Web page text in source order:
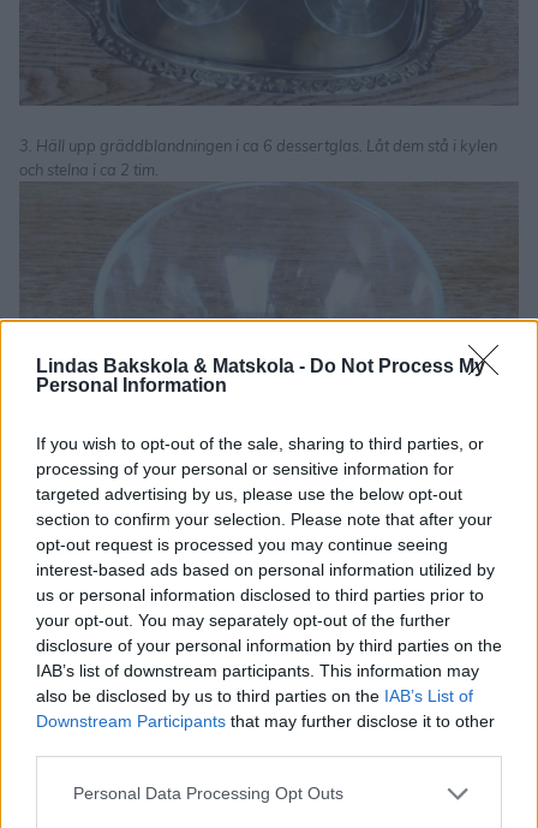
Lindas Bakskola & Matskola - Do Not Process My
Personal Information
If you wish to opt-out of the sale, sharing to third parties, or
processing of your personal or sensitive information for
targeted advertising by us, please use the below opt-out
section to confirm your selection. Please note that after your
opt-out request is processed you may continue seeing
interest-based ads based on personal information utilized by
us or personal information disclosed to third parties prior to
your opt-out. You may separately opt-out of the further
disclosure of your personal information by third parties on the
IAB’s list of downstream participants. This information may
also be disclosed by us to third parties on the IAB’s List of
Downstream Participants that may further disclose it to other
Personal Data Processing Opt Outs
3. Häll upp gräddblandningen i ca 6 dessertglas. Låt dem stå i kylen
och stelna i ca 2 tim.
4. Garnering: Bryt sönder några pepparkakor i bitar.